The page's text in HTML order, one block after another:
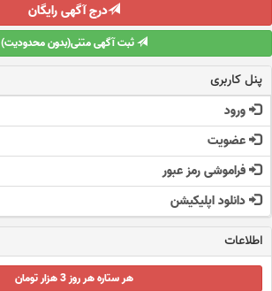
درج آگهی رایگان
ثبت آگهی متنی(بدون محدودیت)
پنل کاربری
ورود
عضویت
فراموشی رمز عبور
دانلود اپلیکیشن
اطلاعات
هر ستاره هر روز 3 هزار تومان